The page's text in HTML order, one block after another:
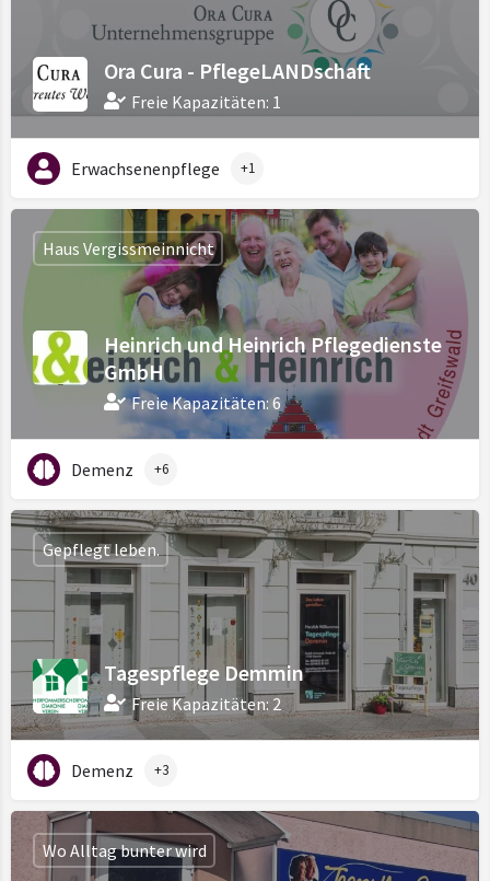
Ora Cura - PflegeLANDschaft
Freie Kapazitäten: 1
Erwachsenenpflege +1
Heinrich und Heinrich Pflegedienste
GmbH
Freie Kapazitäten: 6
Haus Vergissmeinnicht
Demenz +6
Tagespflege Demmin
Freie Kapazitäten: 2
Gepflegt leben.
Demenz +3
Wo Alltag bunter wird